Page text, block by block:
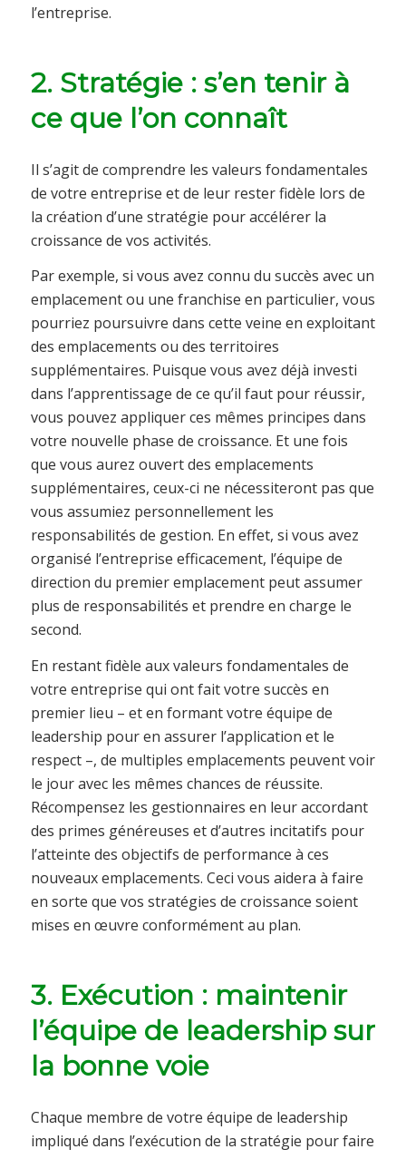
l’entreprise.
2. Stratégie : s’en tenir à
ce que l’on connaît
Il s’agit de comprendre les valeurs fondamentales
de votre entreprise et de leur rester fidèle lors de
la création d’une stratégie pour accélérer la
croissance de vos activités.
Par exemple, si vous avez connu du succès avec un
emplacement ou une franchise en particulier, vous
pourriez poursuivre dans cette veine en exploitant
des emplacements ou des territoires
supplémentaires. Puisque vous avez déjà investi
dans l’apprentissage de ce qu’il faut pour réussir,
vous pouvez appliquer ces mêmes principes dans
votre nouvelle phase de croissance. Et une fois
que vous aurez ouvert des emplacements
supplémentaires, ceux-ci ne nécessiteront pas que
vous assumiez personnellement les
responsabilités de gestion. En effet, si vous avez
organisé l’entreprise efficacement, l’équipe de
direction du premier emplacement peut assumer
plus de responsabilités et prendre en charge le
second.
En restant fidèle aux valeurs fondamentales de
votre entreprise qui ont fait votre succès en
premier lieu – et en formant votre équipe de
leadership pour en assurer l’application et le
respect –, de multiples emplacements peuvent voir
le jour avec les mêmes chances de réussite.
Récompensez les gestionnaires en leur accordant
des primes généreuses et d’autres incitatifs pour
l’atteinte des objectifs de performance à ces
nouveaux emplacements. Ceci vous aidera à faire
en sorte que vos stratégies de croissance soient
mises en œuvre conformément au plan.
3. Exécution : maintenir
l’équipe de leadership sur
la bonne voie
Chaque membre de votre équipe de leadership
impliqué dans l’exécution de la stratégie pour faire